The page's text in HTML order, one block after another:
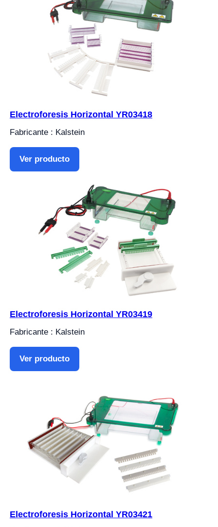
Electroforesis Horizontal YR03418
Fabricante : Kalstein
Ver producto
Electroforesis Horizontal YR03419
Fabricante : Kalstein
Ver producto
Electroforesis Horizontal YR03421